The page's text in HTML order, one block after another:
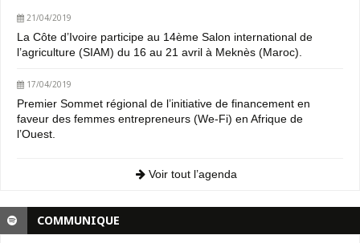
21/04/2019
La Côte d’Ivoire participe au 14ème Salon international de
l’agriculture (SIAM) du 16 au 21 avril à Meknès (Maroc).
17/04/2019
Premier Sommet régional de l’initiative de financement en
faveur des femmes entrepreneurs (We-Fi) en Afrique de
l’Ouest.
Voir tout l’agenda
COMMUNIQUE